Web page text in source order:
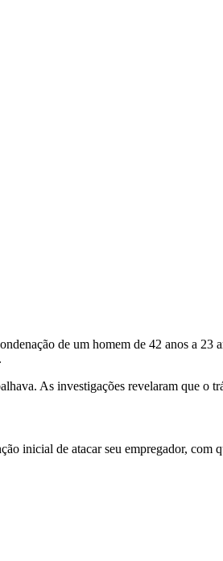
de um homem de 42 anos a
As investigações revelaram que o
inicial de atacar seu empregador, com